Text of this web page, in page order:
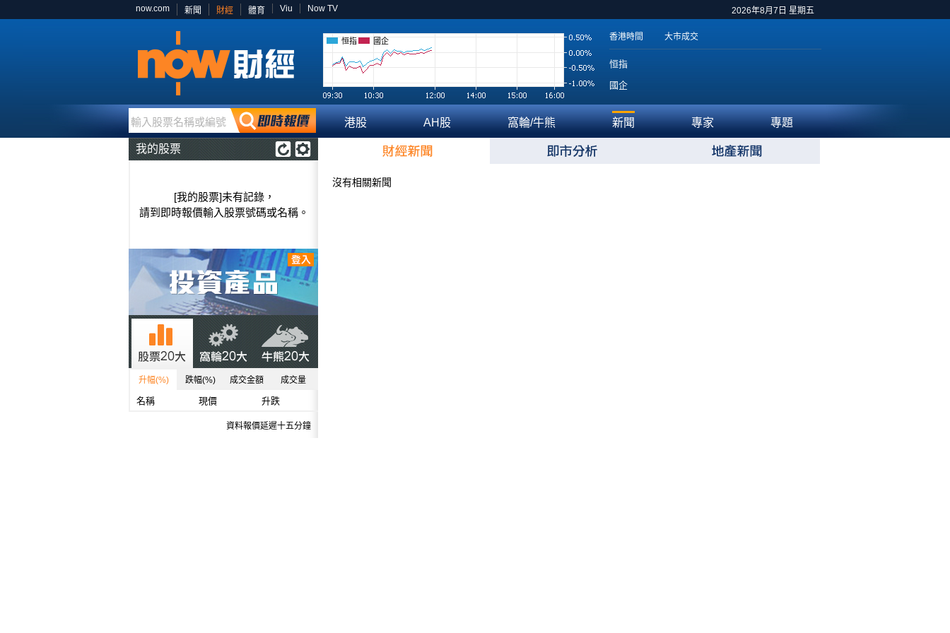
2026年8月7日 星期五
now.com 新聞 財經 體育 Viu Now TV
恒指 國企 香港時間 大市成交
恒指
國企
輸入股票名稱或編號 港股 AH股 窩輪/牛熊 新聞 專家 專題
我的股票
[我的股票]未有記錄，
請到即時報價輸入股票號碼或名稱。
升幅(%) 跌幅(%) 成交金額 成交量
名稱 現價 升跌
資料報價延遲十五分鐘
沒有相關新聞